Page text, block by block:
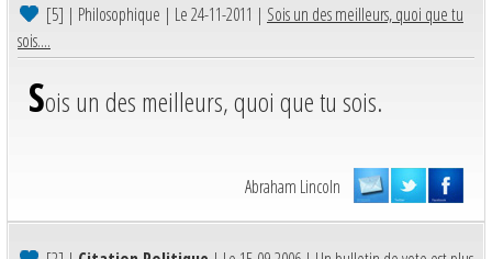
[5] | Philosophique | Le 24-11-2011 | Sois un des meilleurs, quoi que tu
sois....
Sois un des meilleurs, quoi que tu sois.
Abraham Lincoln